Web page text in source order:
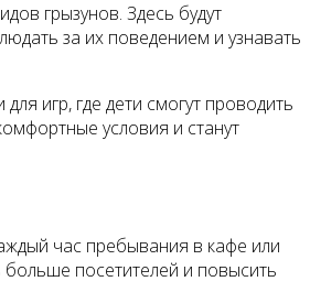
грызунов. Здесь будут
за их поведением и узнавать
игр, где дети смогут проводить
условия и станут
час пребывания в кафе или
посетителей и повысить